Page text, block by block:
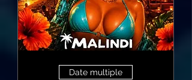
Date multiple